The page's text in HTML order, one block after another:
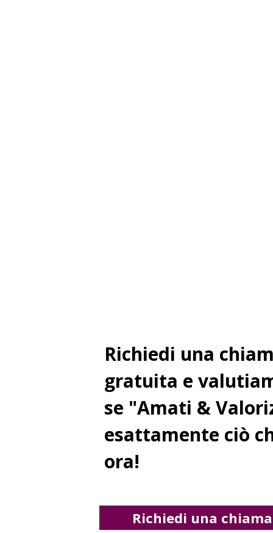
Richiedi una
gratuita e
se "Amati &
esattamente ciò
ora!
Richiedi una